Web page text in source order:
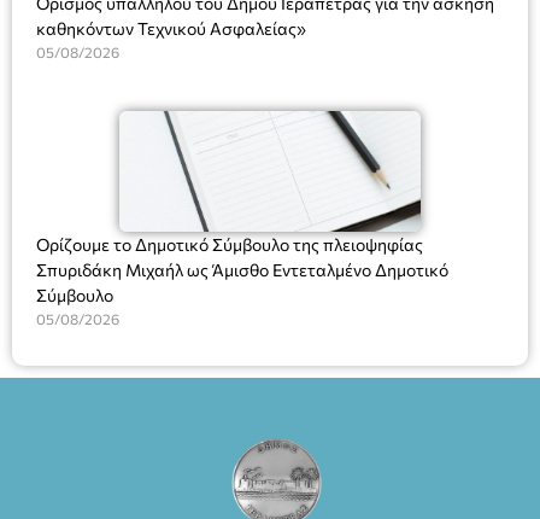
καθηκόντων Τεχνικού Ασφαλείας»
05/08/2026
Ορίζουμε το Δημοτικό Σύμβουλο της πλειοψηφίας
Σπυριδάκη Μιχαήλ ως Άμισθο Εντεταλμένο Δημοτικό
Σύμβουλο
05/08/2026